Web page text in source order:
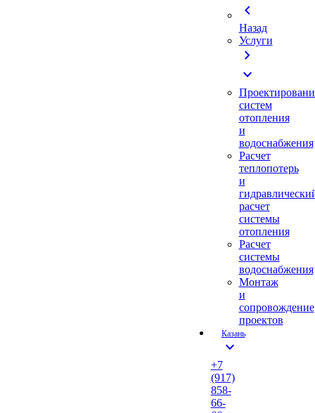
chevron_left
Назад
Услуги
chevron_right
expand_more
систем
отопления
и
водоснабжения
Расчет
теплопотерь
и
расчет
системы
отопления
Расчет
системы
водоснабжения
Монтаж
и
сопровождение
проектов
Казань
expand_more
+7
(917)
858-
66-